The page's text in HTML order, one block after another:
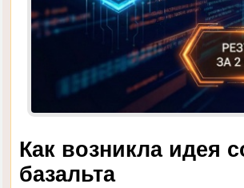
Как возникла идея
базальта